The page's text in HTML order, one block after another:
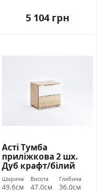
5 104 грн
Асті Тумба
приліжкова 2 шх.
Дуб крафт/білий
глянець Міромарк
Ширина
49.6см
Висота
47.0см
Глибина
36.0см